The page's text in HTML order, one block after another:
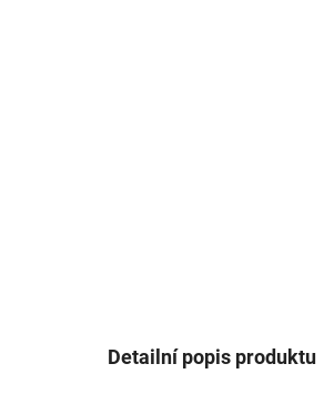
Detailní popis produktu